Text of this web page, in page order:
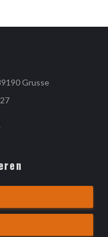
Grusse((öffnet ein
ein neues
((öffnet ein neues